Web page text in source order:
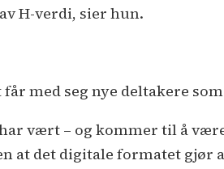
H-verdi, sier hun.
med seg nye deltakere
vært – og kommer til å
at det digitale formatet gjør